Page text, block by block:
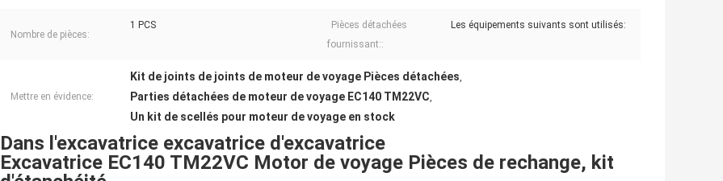
Nombre de pièces:
1 PCS
Pièces détachées
fournissant::
Les équipements suivants sont utilisés:
Mettre en évidence:
Kit de joints de joints de moteur de voyage Pièces détachées,
Parties détachées de moteur de voyage EC140 TM22VC,
Un kit de scellés pour moteur de voyage en stock
Dans l'excavatrice excavatrice d'excavatrice
Excavatrice EC140 TM22VC Motor de voyage Pièces de rechange, kit